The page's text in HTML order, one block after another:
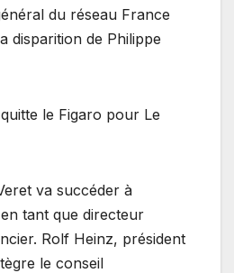
du réseau France
disparition de Philippe
le Figaro pour Le
va succéder à
tant que directeur
Rolf Heinz, président
le conseil